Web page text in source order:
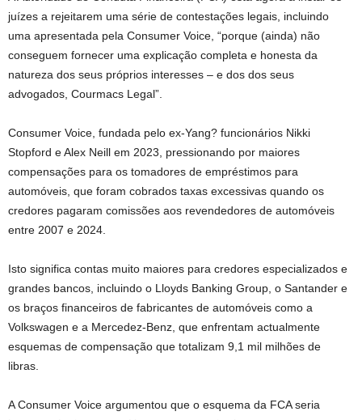
juízes a rejeitarem uma série de contestações legais, incluindo
uma apresentada pela Consumer Voice, “porque (ainda) não
conseguem fornecer uma explicação completa e honesta da
natureza dos seus próprios interesses – e dos dos seus
advogados, Courmacs Legal”.
Consumer Voice, fundada pelo ex-Yang? funcionários Nikki
Stopford e Alex Neill em 2023, pressionando por maiores
compensações para os tomadores de empréstimos para
automóveis, que foram cobrados taxas excessivas quando os
credores pagaram comissões aos revendedores de automóveis
entre 2007 e 2024.
Isto significa contas muito maiores para credores especializados e
grandes bancos, incluindo o Lloyds Banking Group, o Santander e
os braços financeiros de fabricantes de automóveis como a
Volkswagen e a Mercedez-Benz, que enfrentam actualmente
esquemas de compensação que totalizam 9,1 mil milhões de
libras.
A Consumer Voice argumentou que o esquema da FCA seria